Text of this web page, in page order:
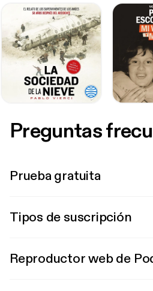
Preguntas
Prueba gratuita
Tipos de suscripción
Reproductor web de